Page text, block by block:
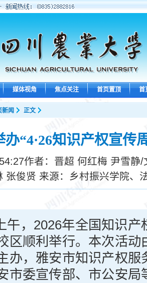
媒体视角 焦点关注 首页置顶 首
新闻 正文
办“4·26知识产权宣传
作者：晋超 何红梅 尹雪静
张俊贤 来源：乡村振兴学院、
午，2026年全国知识产
区顺利举行。本次活动
办，雅安市知识产权服
市委宣传部、市公安局